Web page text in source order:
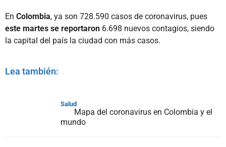
En Colombia, ya son 728.590 casos de coronavirus, pues
este martes se reportaron 6.698 nuevos contagios, siendo
la capital del país la ciudad con más casos.
Lea también:
Salud
Mapa del coronavirus en Colombia y el
mundo